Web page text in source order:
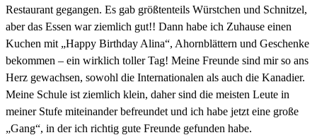
Restaurant gegangen. Es gab größtenteils Würstchen und Schnitzel,
aber das Essen war ziemlich gut!! Dann habe ich Zuhause einen
Kuchen mit „Happy Birthday Alina“, Ahornblättern und Geschenke
bekommen – ein wirklich toller Tag! Meine Freunde sind mir so ans
Herz gewachsen, sowohl die Internationalen als auch die Kanadier.
Meine Schule ist ziemlich klein, daher sind die meisten Leute in
meiner Stufe miteinander befreundet und ich habe jetzt eine große
„Gang“, in der ich richtig gute Freunde gefunden habe.